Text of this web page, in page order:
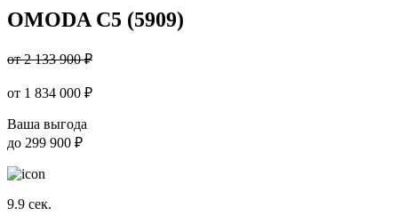
OMODA C5 (5909)
от 2 133 900 ₽
от 1 834 000 ₽
Ваша выгода
до 299 900 ₽
9.9 сек.